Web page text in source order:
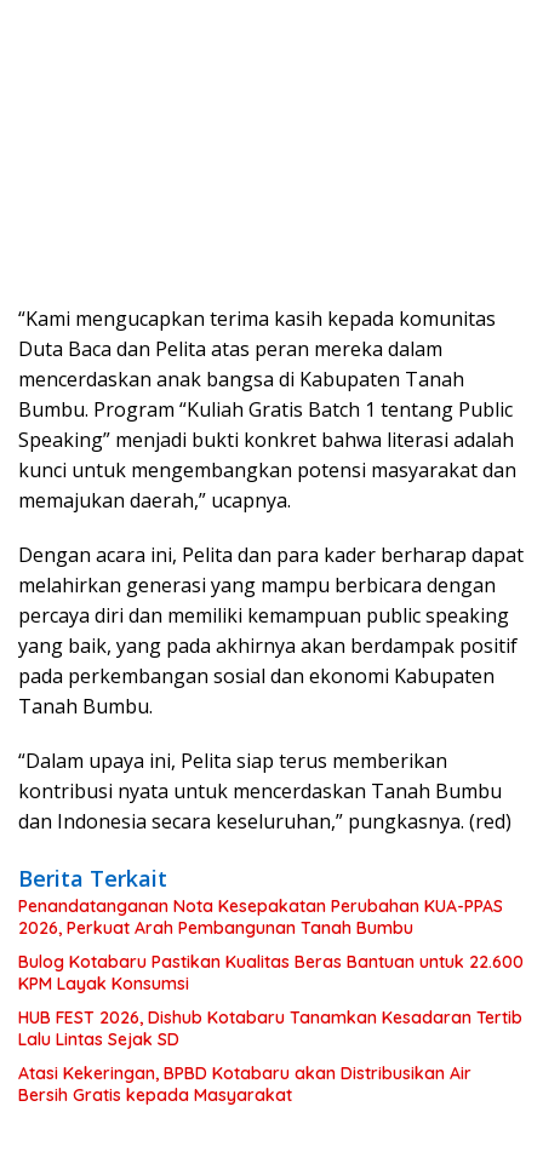
“Kami mengucapkan terima kasih kepada komunitas
Duta Baca dan Pelita atas peran mereka dalam
mencerdaskan anak bangsa di Kabupaten Tanah
Bumbu. Program “Kuliah Gratis Batch 1 tentang Public
Speaking” menjadi bukti konkret bahwa literasi adalah
kunci untuk mengembangkan potensi masyarakat dan
memajukan daerah,” ucapnya.
Dengan acara ini, Pelita dan para kader berharap dapat
melahirkan generasi yang mampu berbicara dengan
percaya diri dan memiliki kemampuan public speaking
yang baik, yang pada akhirnya akan berdampak positif
pada perkembangan sosial dan ekonomi Kabupaten
Tanah Bumbu.
“Dalam upaya ini, Pelita siap terus memberikan
kontribusi nyata untuk mencerdaskan Tanah Bumbu
dan Indonesia secara keseluruhan,” pungkasnya. (red)
Berita Terkait
Penandatanganan Nota Kesepakatan Perubahan KUA-PPAS
2026, Perkuat Arah Pembangunan Tanah Bumbu
Bulog Kotabaru Pastikan Kualitas Beras Bantuan untuk 22.600
KPM Layak Konsumsi
HUB FEST 2026, Dishub Kotabaru Tanamkan Kesadaran Tertib
Lalu Lintas Sejak SD
Atasi Kekeringan, BPBD Kotabaru akan Distribusikan Air
Bersih Gratis kepada Masyarakat